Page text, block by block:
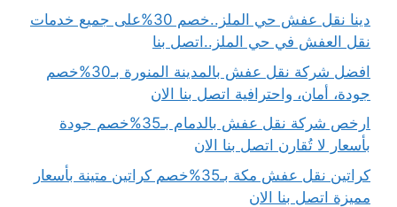
دينا نقل عفش حي الملز..خصم 30%على جميع خدمات
نقل العفش في حي الملز..اتصل بنا
افضل شركة نقل عفش بالمدينة المنورة بـ30%خصم
جودة، أمان، واحترافية اتصل بنا الان
ارخص شركة نقل عفش بالدمام بـ35%خصم جودة
بأسعار لا تُقارن اتصل بنا الان
كراتين نقل عفش مكة بـ35%خصم كراتين متينة بأسعار
مميزة اتصل بنا الان